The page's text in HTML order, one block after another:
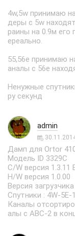
4w,5w принимаю
деры с 5w
раины на 0.9м его
ереально.
55,56е принимаю
аналы с 56е
Ненужные
ру секунд
admin
Дамп для Ortor
Модель ID 3329C
C/W версия 1.3.11
H/W версия 1.0.00
Версия
Спутники : 4W-5Е-
Каналы
алы с АВС-2 в